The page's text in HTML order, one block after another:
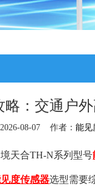
：交通户
08-07 作者： 能见
天合TH-N系列型号
度传感器选型需要